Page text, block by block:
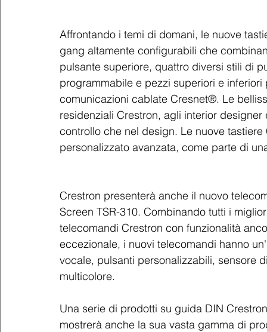
Affrontando i temi di domani, le nuove
gang altamente configurabili che
pulsante superiore, quattro diversi stili di
programmabile e pezzi superiori e
comunicazioni cablate Cresnet®. Le
residenziali Crestron, agli interior
controllo che nel design. Le nuove
personalizzato avanzata, come parte di
Crestron presenterà anche il nuovo
Screen TSR-310. Combinando tutti i
telecomandi Crestron con funzionalità
eccezionale, i nuovi telecomandi hanno
vocale, pulsanti personalizzabili, sensore
multicolore.
Una serie di prodotti su guida DIN
mostrerà anche la sua vasta gamma di